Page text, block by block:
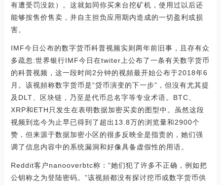
有遭受罚没款）。这就如同你买来台挖矿机，使用过以后还
能够按售价售卖，并自主担负应用期内造成的一切盈利或损
害。
IMF今日公布的数字货币科普视频实则两年前旧事，且存有众
多疏忽:世界银行IMF今日在twiter上公布了一条有关数字货币
的科普视频，这一段时间2分钟的视頻最开始公布于2018年6
月。该视頻称数字货币是“贷币演变的下一步”，但沒有尤其提
及DLT、区块链，乃至是代币总名字等专业术语。BTC、
XRP和ETH只发生在表明数据加密买卖的图型中。虽然这段
视频到迄今为止早已得到了超出13.8万的浏览量和2900个
赞，但来源于数据加密小区的很多反映全是指责的，她们强
调了信息内容中的系统漏洞和好像具备虚假性的用语。
Reddit客户nanooverbtc称：“她们犯了许多不正确，例如把
公钥称之为登陆密码。”该视頻都没有探讨挖币或数字货币供